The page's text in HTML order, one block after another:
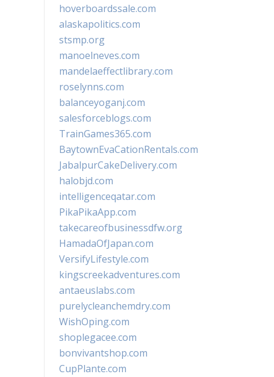
hoverboardssale.com
alaskapolitics.com
stsmp.org
manoelneves.com
mandelaeffectlibrary.com
roselynns.com
balanceyoganj.com
salesforceblogs.com
TrainGames365.com
BaytownEvaCationRentals.com
JabalpurCakeDelivery.com
halobjd.com
intelligenceqatar.com
PikaPikaApp.com
takecareofbusinessdfw.org
HamadaOfJapan.com
VersifyLifestyle.com
kingscreekadventures.com
antaeuslabs.com
purelycleanchemdry.com
WishOping.com
shoplegacee.com
bonvivantshop.com
CupPlante.com